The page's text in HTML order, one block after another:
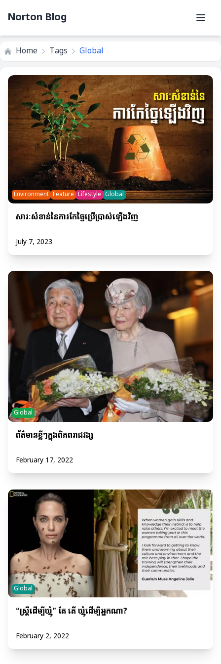
Norton Blog
Home Tags Global
Environment Feature Lifestyle Global
សារៈសំខាន់នៃការកែច្នៃប្រើប្រាស់ឡើងវិញ
July 7, 2023
Global
ព័ត៌មានខ្លីៗក្នុងពិភពរាជវង្ស
February 17, 2022
Global
“ស្រ្តីដើម្បីឃ្មុំ” តែ តើ ឃ្មុំដើម្បីអ្នកណា?
February 2, 2022